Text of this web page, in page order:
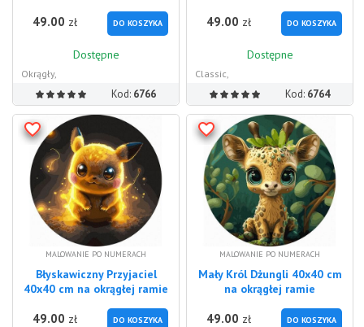
49.00 zł DO KOSZYKA
Dostępne
Okrągły,
Kod: 6766
49.00 zł DO KOSZYKA
Dostępne
Classic,
Kod: 6764
MALOWANIE PO NUMERACH
Błyskawiczny Przyjaciel
40x40 cm na okrągłej ramie
49.00 zł DO KOSZYKA
MALOWANIE PO NUMERACH
Mały Król Dżungli 40x40 cm
na okrągłej ramie
49.00 zł DO KOSZYKA